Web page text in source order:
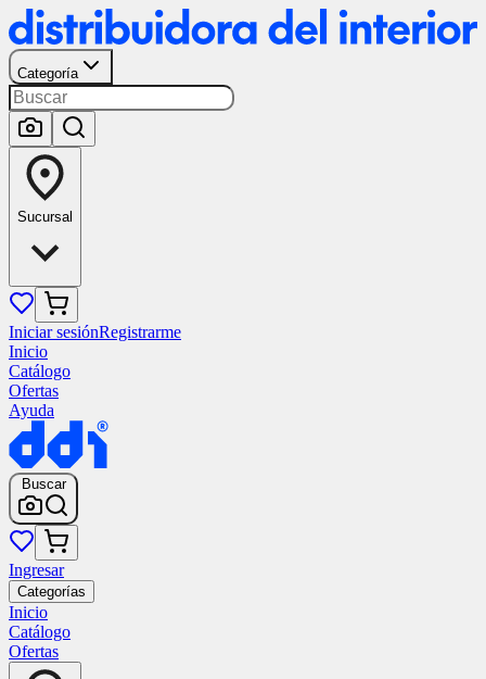
Categoría
Sucursal
Iniciar sesiónRegistrarme
Inicio
Catálogo
Ofertas
Ayuda
Buscar
Ingresar
Categorías
Inicio
Catálogo
Ofertas